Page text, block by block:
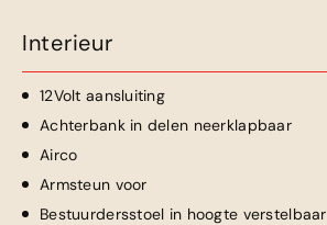
Interieur
12Volt aansluiting
Achterbank in delen neerklapbaar
Airco
Armsteun voor
Bestuurdersstoel in hoogte verstelbaar